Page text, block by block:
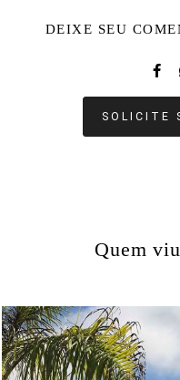
DEIXE SEU
SOLICITE
Quem